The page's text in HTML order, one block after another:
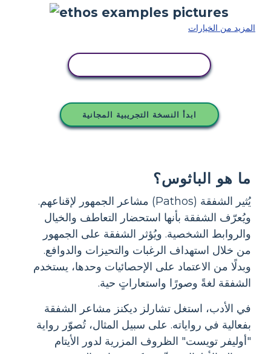
المزيد من الخيارات
ابدأ النسخة التجريبية المجانية
ما هو الباثوس؟
يُثير الشفقة (Pathos) مشاعر الجمهور لإقناعهم.
ويُعرّف الشفقة بأنها استحضار التعاطف والخيال
والروابط الشخصية. ويُؤثر الشفقة على الجمهور
من خلال استهداف الرغبات والتحيزات والدوافع.
وبدلًا من الاعتماد على الإحصائيات وحدها، يستخدم
الشفقة لغةً وصورًا واستعاراتٍ حية.
في الأدب، استغل تشارلز ديكنز مشاعر الشفقة
بفعالية في رواياته. على سبيل المثال، تُصوّر رواية
"أوليفر تويست" الظروف المزرية لدور الأيتام